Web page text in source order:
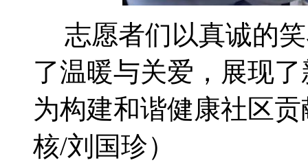
志愿者们以真诚的
了温暖与关爱，展现
为构建和谐健康社区
核/刘国珍）